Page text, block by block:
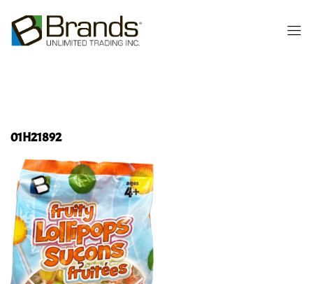
01H21892